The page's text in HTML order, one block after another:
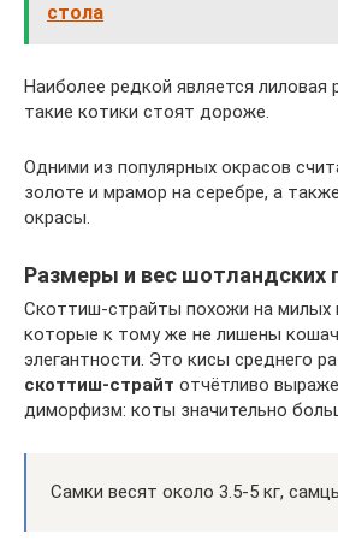
стола
Наиболее редкой является лиловая
такие котики стоят дороже.
Одними из популярных окрасов
золоте и мрамор на серебре, а
окрасы.
Размеры и вес шотландских
Скоттиш-страйты похожи на
которые к тому же не лишены
элегантности. Это кисы среднего
скоттиш-страйт отчётливо
диморфизм: коты значительно
Самки весят около 3.5-5 кг,